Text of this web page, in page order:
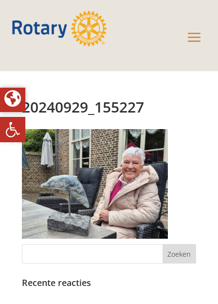
Toolbar openen
20240929_155227
Recente reacties